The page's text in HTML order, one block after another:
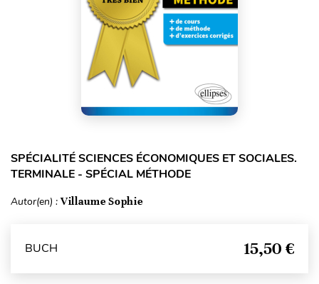
SPÉCIALITÉ SCIENCES ÉCONOMIQUES ET SOCIALES.
TERMINALE - SPÉCIAL MÉTHODE
Autor(en) : Villaume Sophie
BUCH 15,50 €